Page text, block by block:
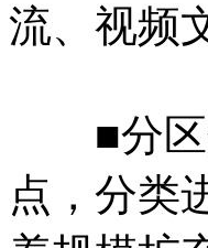
流、视频
■分区
点，分类